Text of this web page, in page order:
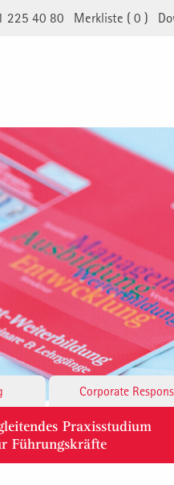
Merkliste (0 )
225 40 80
Corporate
Praxisstudium
Führungskräfte